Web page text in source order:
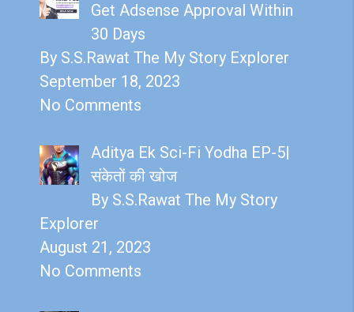
Get Adsense Approval Within
30 Days
By S.S.Rawat The My Story Explorer
September 18, 2023
No Comments
Aditya Ek Sci-Fi Yodha EP-5|
संकेतों की खोज
By S.S.Rawat The My Story
Explorer
August 21, 2023
No Comments